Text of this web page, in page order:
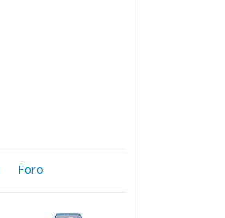
Foro